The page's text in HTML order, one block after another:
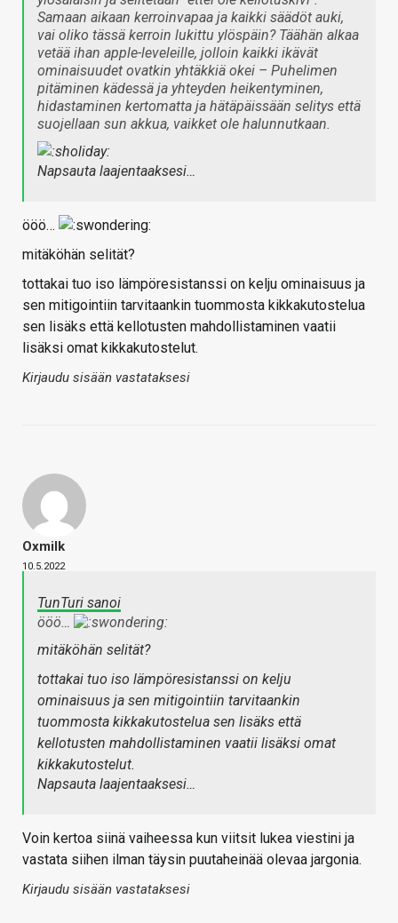
Samaan aikaan kerroinvapaa ja kaikki säädöt auki,
vai oliko tässä kerroin lukittu ylöspäin? Täähän alkaa
vetää ihan apple-leveleille, jolloin kaikki ikävät
ominaisuudet ovatkin yhtäkkiä okei – Puhelimen
pitäminen kädessä ja yhteyden heikentyminen,
hidastaminen kertomatta ja hätäpäissään selitys että
suojellaan sun akkua, vaikket ole halunnutkaan.
Napsauta laajentaaksesi…
ööö…
mitäköhän selität?
tottakai tuo iso lämpöresistanssi on kelju ominaisuus ja
sen mitigointiin tarvitaankin tuommosta kikkakutostelua
sen lisäks että kellotusten mahdollistaminen vaatii
lisäksi omat kikkakutostelut.
Kirjaudu sisään vastataksesi
Oxmilk
10.5.2022
TunTuri sanoi
ööö…
mitäköhän selität?
tottakai tuo iso lämpöresistanssi on kelju
ominaisuus ja sen mitigointiin tarvitaankin
tuommosta kikkakutostelua sen lisäks että
kellotusten mahdollistaminen vaatii lisäksi omat
kikkakutostelut.
Napsauta laajentaaksesi…
Voin kertoa siinä vaiheessa kun viitsit lukea viestini ja
vastata siihen ilman täysin puutaheinää olevaa jargonia.
Kirjaudu sisään vastataksesi